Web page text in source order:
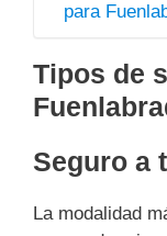
para
Tipos de
Seguro a
La modalidad